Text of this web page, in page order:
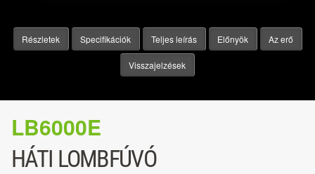
Részletek Specifikációk Teljes leírás Előnyök Az erő
Visszajelzések
LB6000E
HÁTI LOMBFÚVÓ